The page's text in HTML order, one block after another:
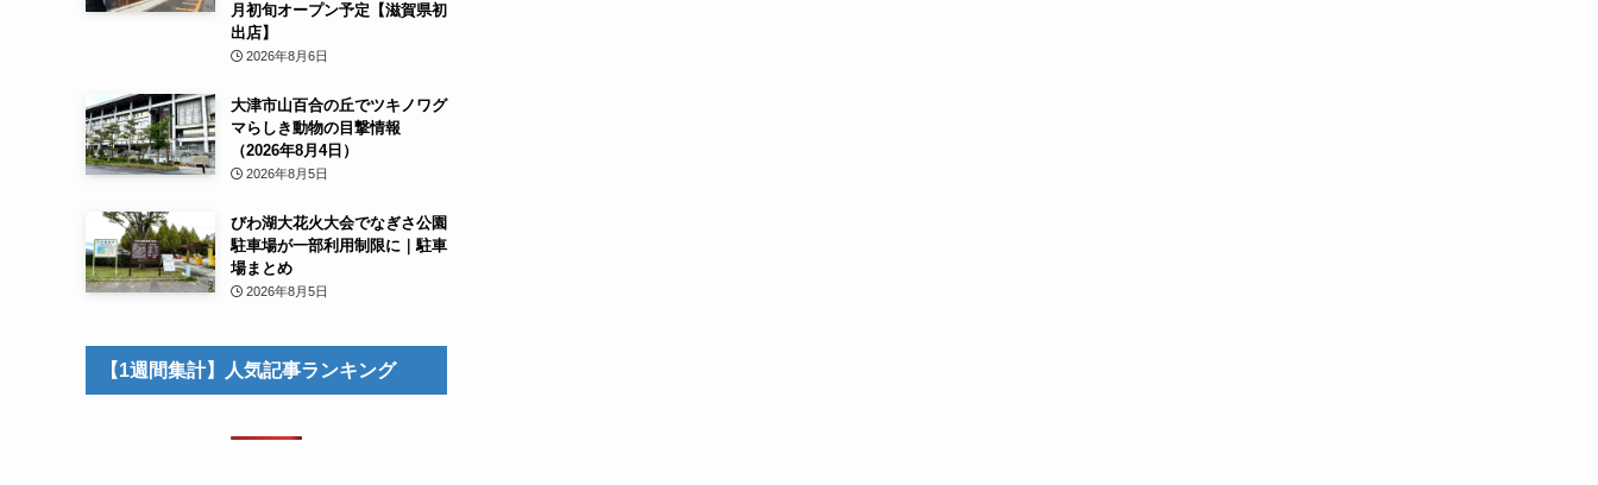
月初旬オープン予定【滋賀県初
出店】
2026年8月6日
大津市山百合の丘でツキノワグ
マらしき動物の目撃情報
（2026年8月4日）
2026年8月5日
びわ湖大花火大会でなぎさ公園
駐車場が一部利用制限に｜駐車
場まとめ
2026年8月5日
【1週間集計】人気記事ランキング